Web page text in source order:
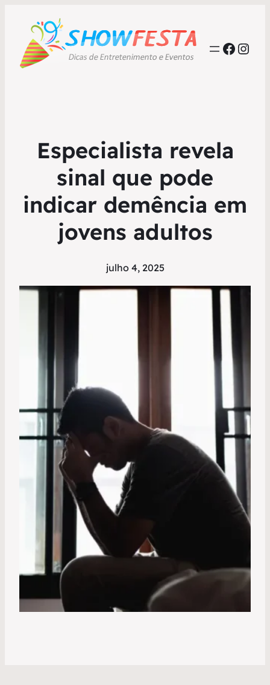
Especialista revela
sinal que pode
indicar demência em
jovens adultos
julho 4, 2025